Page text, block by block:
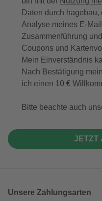
Daten durch hagebau,
Analyse meines E-
Zusammenführung
Coupons und
Mein Einverständnis
Nach Bestätigung
ich einen 10 €
Bitte beachte auch
JETZT
Unsere Zahlungsarten